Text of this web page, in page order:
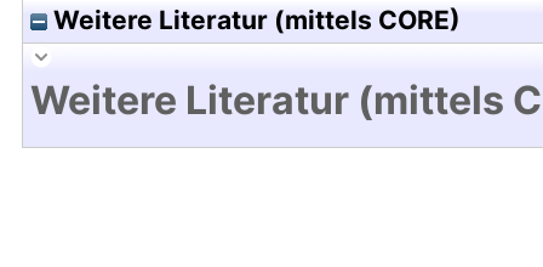
Weitere Literatur (mittels CORE)
Weitere Literatur (mittels